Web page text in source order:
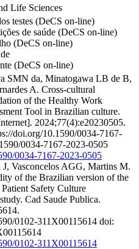
Life Sciences
testes (DeCS on-line)
de saúde (DeCS on-line)
(DeCS on-line)
(DeCS on-line)
SMN da, Minatogawa LB de B,
A. Cross-cultural
of the Healthy Work
Tool in Brazilian culture.
2024;77(4):e20230505.
doi.org/10.1590/0034-7167-
0034-7167-2023-0505
0034-7167-2023-0505
Vasconcelos AGG, Martins M.
of the Brazilian version of the
Safety Culture
Cad Saude Publica.
0102-311X00115614 doi:
0102-311X00115614